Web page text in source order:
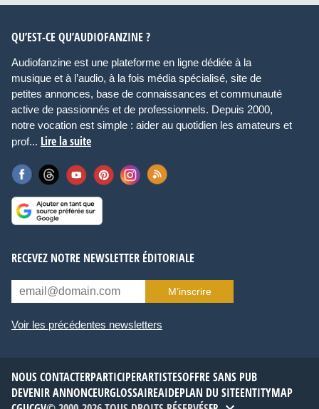
QU’EST-CE QU’AUDIOFANZINE ?
Audiofanzine est une plateforme en ligne dédiée à la
musique et à l’audio, à la fois média spécialisé, site de
petites annonces, base de connaissances et communauté
active de passionnés et de professionnels. Depuis 2000,
notre vocation est simple : aider au quotidien les amateurs et
prof... Lire la suite
RECEVEZ NOTRE NEWSLETTER ÉDITORIALE
M’inscrire
Voir les précédentes newsletters
NOUS CONTACTERPARTICIPERARTISTESOFFRE SANS PUB
DEVENIR ANNONCEURGLOSSAIREAIDEPLAN DU SITEENTITYMAP